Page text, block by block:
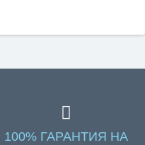
100% ГАРАНТИЯ НА